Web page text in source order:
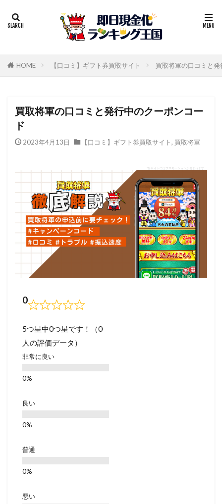
HOME 【口コミ】ギフト券買取サイト 買取将軍の口コミと
買取将軍の口コミと発行中のクーポンコー
ド
2023年4月13日 【口コミ】ギフト券買取サイト, 買取将軍
*当サイトにはプロモーションが含まれます。
0
5つ星中0つ星です！（0
人の評価データ）
非常に良い
良い
普通
悪い